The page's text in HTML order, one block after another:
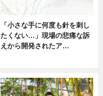
「小さな手に何度も針を刺し
たくない…」現場の悲痛な訴
えから開発されたア…